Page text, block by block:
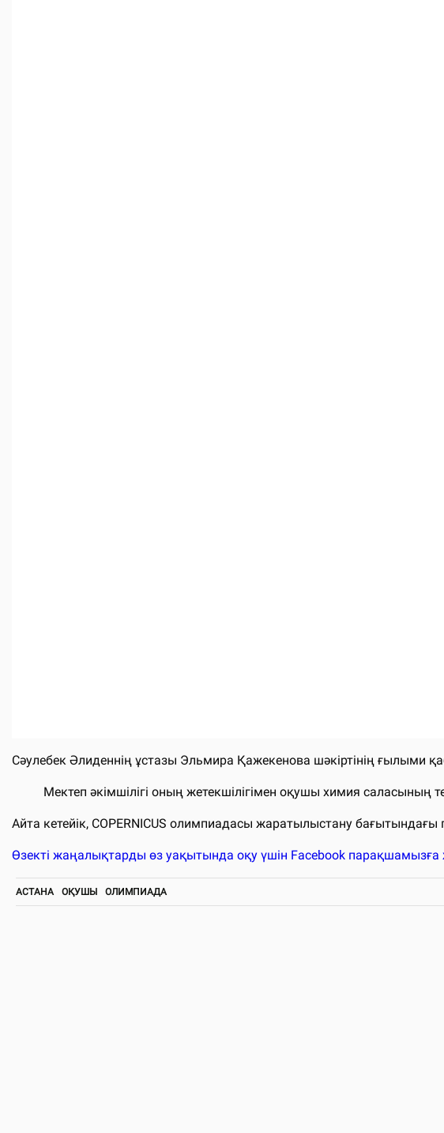
Сәулебек Әлиденнің ұстазы Эльмира Қажекенова шәкіртінің ғылыми
Мектеп әкімшілігі оның жетекшілігімен оқушы химия саласының
Айта кетейік, СОРЕRNICUS олимпиадасы жаратылыстану
Өзекті жаңалықтарды өз уақытында оқу үшін Facebook
АСТАНА ОҚУШЫ ОЛИМПИАДА